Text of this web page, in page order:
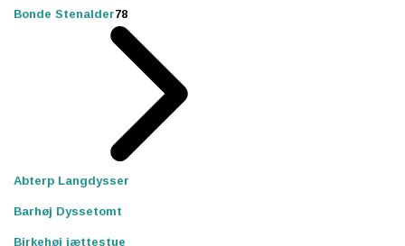
Bonde Stenalder78
Abterp Langdysser
Barhøj Dyssetomt
Birkehøj jættestue